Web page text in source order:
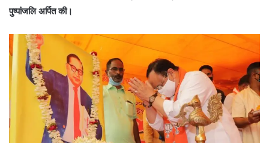
पुष्पांजलि अर्पित की।